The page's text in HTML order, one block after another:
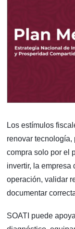
Los estímulos
renovar
compra solo por el
invertir, la empresa
operación, validar
documentar
SOATI puede